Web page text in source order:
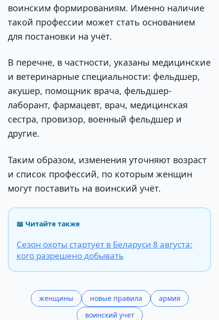
воинским формированиям. Именно наличие
такой профессии может стать основанием
для постановки на учёт.
В перечне, в частности, указаны медицинские
и ветеринарные специальности: фельдшер,
акушер, помощник врача, фельдшер-
лаборант, фармацевт, врач, медицинская
сестра, провизор, военный фельдшер и
другие.
Таким образом, изменения уточняют возраст
и список профессий, по которым женщин
могут поставить на воинский учёт.
📖 Читайте также
Сезон охоты стартует в Беларуси 8 августа:
кого разрешено добывать
женщины новые правила
армия
воинский учет